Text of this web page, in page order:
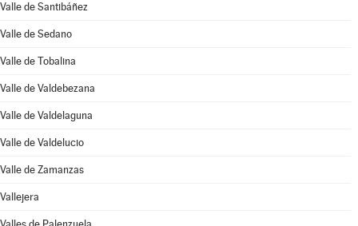
Valle de Santibáñez
Valle de Sedano
Valle de Tobalina
Valle de Valdebezana
Valle de Valdelaguna
Valle de Valdelucio
Valle de Zamanzas
Vallejera